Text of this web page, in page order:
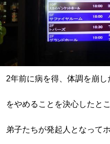
2年前に病を得、体調を崩
をやめることを決心したと
弟子たちが発起人となって